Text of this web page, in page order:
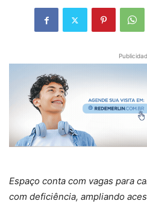
Espaço conta com vagas para
com deficiência, ampliando